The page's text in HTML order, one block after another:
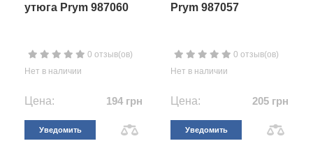
утюга Prym 987060
0 отзыв(ов)
Нет в наличии
Цена: 194 грн
Уведомить
Prym 987057
0 отзыв(ов)
Нет в наличии
Цена: 205 грн
Уведомить